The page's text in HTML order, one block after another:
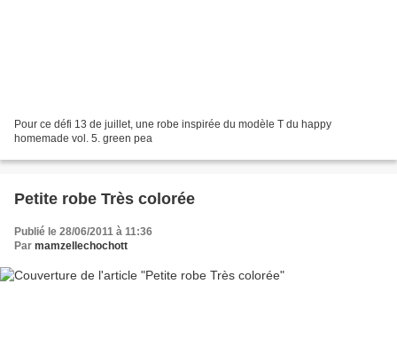
Pour ce défi 13 de juillet, une robe inspirée du modèle T du happy
homemade vol. 5. green pea
Petite robe Très colorée
Publié le 28/06/2011 à 11:36
Par mamzellechochott